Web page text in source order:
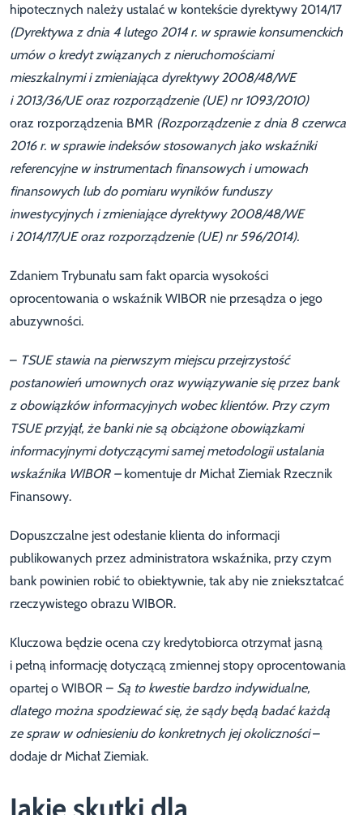
hipotecznych należy ustalać w kontekście dyrektywy 2014/17
(Dyrektywa z dnia 4 lutego 2014 r. w sprawie konsumenckich
umów o kredyt związanych z nieruchomościami
mieszkalnymi i zmieniająca dyrektywy 2008/48/WE
i 2013/36/UE oraz rozporządzenie (UE) nr 1093/2010)
oraz rozporządzenia BMR (Rozporządzenie z dnia 8 czerwca
2016 r. w sprawie indeksów stosowanych jako wskaźniki
referencyjne w instrumentach finansowych i umowach
finansowych lub do pomiaru wyników funduszy
inwestycyjnych i zmieniające dyrektywy 2008/48/WE
i 2014/17/UE oraz rozporządzenie (UE) nr 596/2014).
Zdaniem Trybunału sam fakt oparcia wysokości
oprocentowania o wskaźnik WIBOR nie przesądza o jego
abuzywności.
– TSUE stawia na pierwszym miejscu przejrzystość
postanowień umownych oraz wywiązywanie się przez bank
z obowiązków informacyjnych wobec klientów. Przy czym
TSUE przyjął, że banki nie są obciążone obowiązkami
informacyjnymi dotyczącymi samej metodologii ustalania
wskaźnika WIBOR – komentuje dr Michał Ziemiak Rzecznik
Finansowy.
Dopuszczalne jest odesłanie klienta do informacji
publikowanych przez administratora wskaźnika, przy czym
bank powinien robić to obiektywnie, tak aby nie zniekształcać
rzeczywistego obrazu WIBOR.
Kluczowa będzie ocena czy kredytobiorca otrzymał jasną
i pełną informację dotyczącą zmiennej stopy oprocentowania
opartej o WIBOR – Są to kwestie bardzo indywidualne,
dlatego można spodziewać się, że sądy będą badać każdą
ze spraw w odniesieniu do konkretnych jej okoliczności–
dodaje dr Michał Ziemiak.